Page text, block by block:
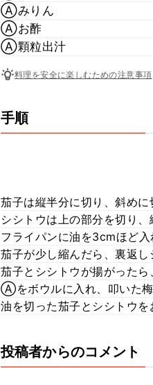
Ⓐみりん
Ⓐお酢
Ⓐ顆粒出汁
料理を安全に楽しむための注意事項
手順
茄子は縦半分に切り、斜めに
シシトウは上の部分を切り
フライパンに油を3cmほど
茄子が少し縮んだら、裏返し
茄子とシシトウが揚がった
Ⓐをボウルに入れ、叩いた
油を切った茄子とシシトウ
投稿者からのコメント